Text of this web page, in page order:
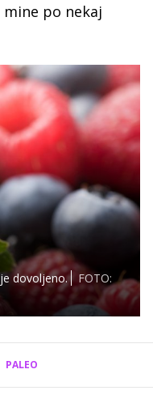
po nekaj
dovoljeno.
FOTO:
PALEO